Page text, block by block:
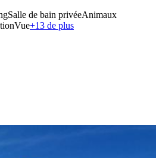
Salle de bain privéeAnimaux
Vue+13 de plus